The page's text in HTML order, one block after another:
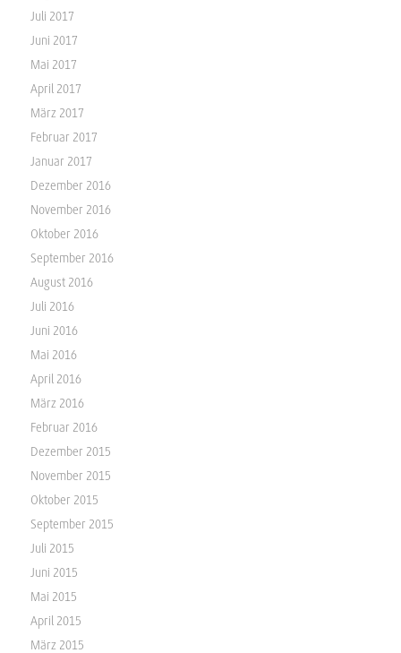
Juli 2017
Juni 2017
Mai 2017
April 2017
März 2017
Februar 2017
Januar 2017
Dezember 2016
November 2016
Oktober 2016
September 2016
August 2016
Juli 2016
Juni 2016
Mai 2016
April 2016
März 2016
Februar 2016
Dezember 2015
November 2015
Oktober 2015
September 2015
Juli 2015
Juni 2015
Mai 2015
April 2015
März 2015